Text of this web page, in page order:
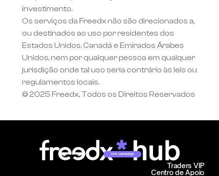
investimento.
Os serviços da Freedx não são direcionados a,
ou destinados ao uso por residentes dos
Estados Unidos, Canadá e Emirados Árabes
Unidos, nem por qualquer pessoa em qualquer
jurisdição onde tal uso seria contrário às leis ou
regulamentos locais.
© 2025 Freedx, Todos os Direitos Reservados
Join campaign
Centro de Apoio
Traders VIP